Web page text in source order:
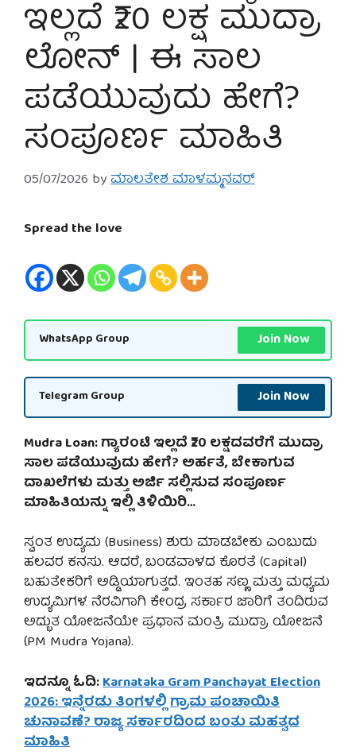
ಇಲ್ಲದೆ ₹20 ಲಕ್ಷ ಮುದ್ರಾ
ಲೋನ್ | ಈ ಸಾಲ
ಪಡೆಯುವುದು ಹೇಗೆ?
ಸಂಪೂರ್ಣ ಮಾಹಿತಿ
05/07/2026 byಮಾಲತೇಶ ಮಾಳಮ್ಮನವರ್
Spread the love
WhatsApp Group Join Now
Telegram Group Join Now
Mudra Loan: ಗ್ಯಾರಂಟಿ ಇಲ್ಲದೆ ₹20 ಲಕ್ಷದವರೆಗೆ ಮುದ್ರಾ
ಸಾಲ ಪಡೆಯುವುದು ಹೇಗೆ? ಅರ್ಹತೆ, ಬೇಕಾಗುವ
ದಾಖಲೆಗಳು ಮತ್ತು ಅರ್ಜಿ ಸಲ್ಲಿಸುವ ಸಂಪೂರ್ಣ
ಮಾಹಿತಿಯನ್ನು ಇಲ್ಲಿ ತಿಳಿಯಿರಿ…
ಸ್ವಂತ ಉದ್ಯಮ (Business) ಶುರು ಮಾಡಬೇಕು ಎಂಬುದು
ಹಲವರ ಕನಸು. ಆದರೆ, ಬಂಡವಾಳದ ಕೊರತೆ (Capital)
ಬಹುತೇಕರಿಗೆ ಅಡ್ಡಿಯಾಗುತ್ತದೆ. ಇಂತಹ ಸಣ್ಣ ಮತ್ತು ಮಧ್ಯಮ
ಉದ್ಯಮಿಗಳ ನೆರವಿಗಾಗಿ ಕೇಂದ್ರ ಸರ್ಕಾರ ಜಾರಿಗೆ ತಂದಿರುವ
ಅದ್ಭುತ ಯೋಜನೆಯೇ ಪ್ರಧಾನ ಮಂತ್ರಿ ಮುದ್ರಾ ಯೋಜನೆ
(PM Mudra Yojana).
ಇದನ್ನೂ ಓದಿ:Karnataka Gram Panchayat Election
2026: ಇನ್ನೆರಡು ತಿಂಗಳಲ್ಲಿ ಗ್ರಾಮ ಪಂಚಾಯಿತಿ
ಚುನಾವಣೆ? ರಾಜ್ಯ ಸರ್ಕಾರದಿಂದ ಬಂತು ಮಹತ್ವದ
ಮಾಹಿತಿ